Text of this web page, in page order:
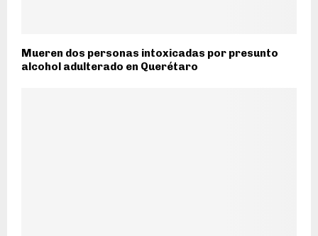
Mueren dos personas intoxicadas por presunto
alcohol adulterado en Querétaro